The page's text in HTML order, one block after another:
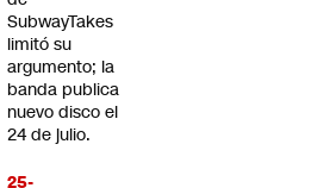
SubwayTakes
limitó su
argumento; la
banda publica
nuevo disco el
24 de julio.
25-